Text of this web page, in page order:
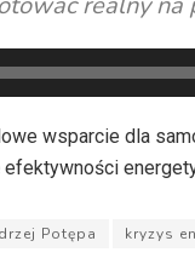
wsparcie dla
Potępa kryzys